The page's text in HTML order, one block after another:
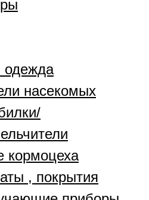
одежда
насекомых
кормоцеха
, покрытия